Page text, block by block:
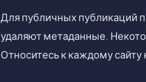
Для публичных публикаций
удаляют метаданные.
Относитесь к каждому сайту